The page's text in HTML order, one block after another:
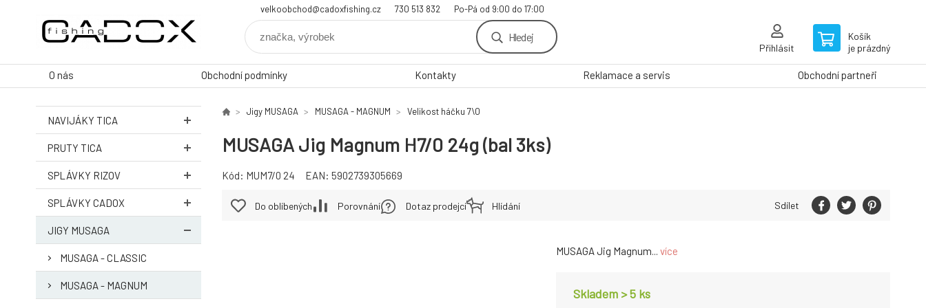
velkoobchod@cadoxfishing.cz 730 513 832 Po-Pá od 9:00 do 17:00
Hledej
Přihlásit
Košík
je prázdný
O nás Obchodní podmínky Kontakty Reklamace a servis Obchodní partneři
NAVIJÁKY TICA
PRUTY TICA
SPLÁVKY RIZOV
SPLÁVKY CADOX
JIGY MUSAGA
MUSAGA - CLASSIC
MUSAGA - MAGNUM
Jigy MUSAGA MUSAGA - MAGNUM Velikost háčku 7\0
MUSAGA Jig Magnum H7/0 24g (bal 3ks)
MUSAGA Jig Magnum... více
Skladem > 5 ks
Kód: MUM7/0 24 EAN: 5902739305669
Do oblíbených Porovnání Dotaz prodejci Hlídání Sdílet